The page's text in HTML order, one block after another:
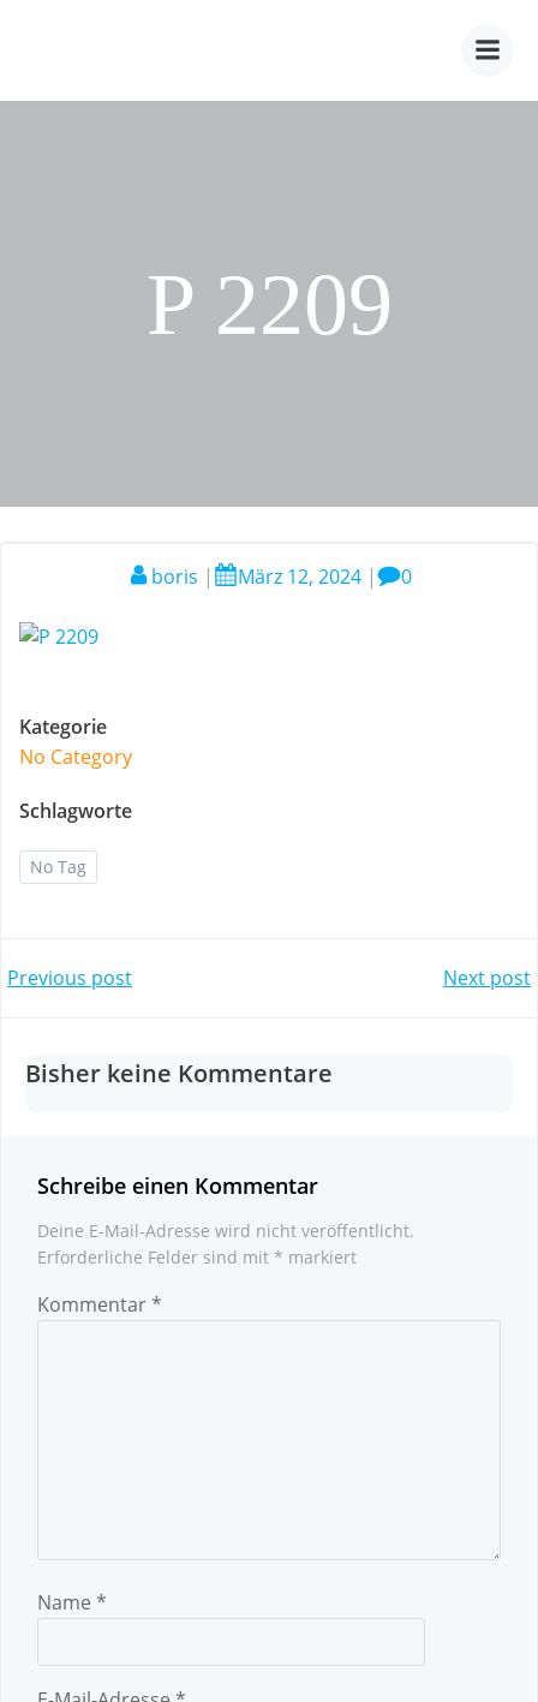
P 2209
boris | März 12, 2024 | 0
Kategorie
No Category
Schlagworte
No Tag
Post
navigation
Previous post
navigation
Next post
Bisher keine Kommentare
Schreibe einen Kommentar
Deine E-Mail-Adresse wird nicht veröffentlicht.
Erforderliche Felder sind mit * markiert
Kommentar*
Name *